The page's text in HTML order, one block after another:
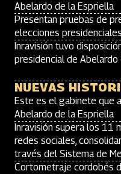
Abelardo de la Espriella
Presentan pruebas de
elecciones
Inravisión tuvo
presidencial de
NUEVAS
Este es el gabinete que
Abelardo de la Espriella
Inravisión supera los 11
redes sociales,
través del Sistema de
Cortometraje cordobés